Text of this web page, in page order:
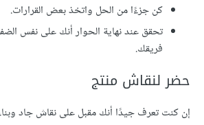
كن جزءًا من الحل واتخذ بعض القرارات.
تحقق عند نهاية الحوار أنك على نفس
فريقك.
حضر لنقاش منتج
إن كنت تعرف جيدًا أنك مقبل على نقاش جاد